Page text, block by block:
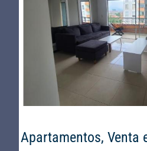
Apartamentos, Venta